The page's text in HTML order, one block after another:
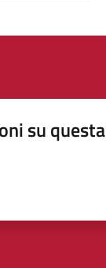
su questa